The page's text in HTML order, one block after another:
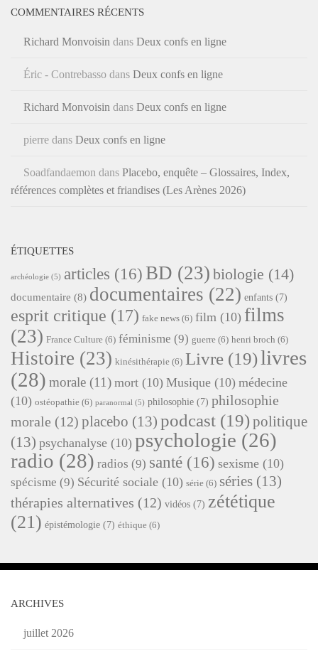
COMMENTAIRES RÉCENTS
Richard Monvoisin dans Deux confs en ligne
Éric - Contrebasso dans Deux confs en ligne
Richard Monvoisin dans Deux confs en ligne
pierre dans Deux confs en ligne
Soadfandaemon dans Placebo, enquête – Glossaires, Index,
références complètes et friandises (Les Arènes 2026)
ÉTIQUETTES
archéologie (5) articles (16) BD (23) biologie (14)
documentaire (8) documentaires (22) enfants (7)
esprit critique (17) fake news (6) film (10) films
(23) France Culture (6) féminisme (9) guerre (6) henri broch (6)
Histoire (23) kinésithérapie (6) Livre (19)livres
(28) morale (11) mort (10) Musique (10) médecine
(10) ostéopathie (6) paranormal (5) philosophie (7) philosophie
morale (12) placebo (13) podcast (19)politique
(13) psychanalyse (10) psychologie (26)
radio (28) radios (9) santé (16) sexisme (10)
spécisme (9) Sécurité sociale (10) série (6) séries (13)
thérapies alternatives (12) vidéos (7) zététique
(21) épistémologie (7) éthique (6)
ARCHIVES
juillet 2026